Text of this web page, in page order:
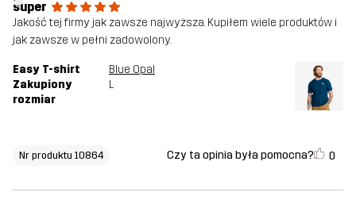
super
Jakość tej firmy jak zawsze najwyższa. Kupiłem wiele produktów i
jak zawsze w pełni zadowolony.
Easy T-shirt
Blue Opal
Zakupiony
rozmiar
L
Nr produktu 10864 Czy ta opinia była pomocna? 0